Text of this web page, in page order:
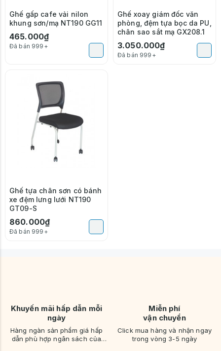
Ghế gấp cafe vải nilon
khung sơn/mạ NT190 GG11
465.000₫
Đã bán 999+
Ghế xoay giám đốc văn
phòng, đệm tựa bọc da PU,
chân sao sắt mạ GX208.1
3.050.000₫
Đã bán 999+
Ghế tựa chân sơn có bánh
xe đệm lưng lưới NT190
GT09-S
860.000₫
Đã bán 999+
Khuyến mãi hấp dẫn mỗi
ngày
Hàng ngàn sản phẩm giá hấp
dẫn phù hợp ngân sách của
Miễn phí
vận chuyển
Click mua hàng và nhận ngay
trong vòng 3-5 ngày